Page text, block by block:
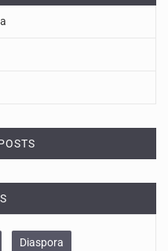
Diaspora